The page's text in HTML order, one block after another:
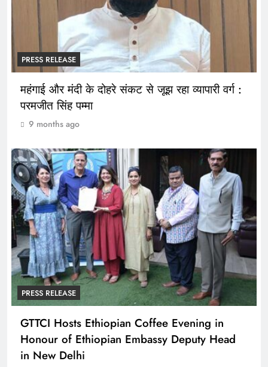
PRESS RELEASE
महंगाई और मंदी के दोहरे संकट से जूझ रहा व्यापारी वर्ग :
परमजीत सिंह पम्मा
9 months ago
PRESS RELEASE
GTTCI Hosts Ethiopian Coffee Evening in
Honour of Ethiopian Embassy Deputy Head
in New Delhi